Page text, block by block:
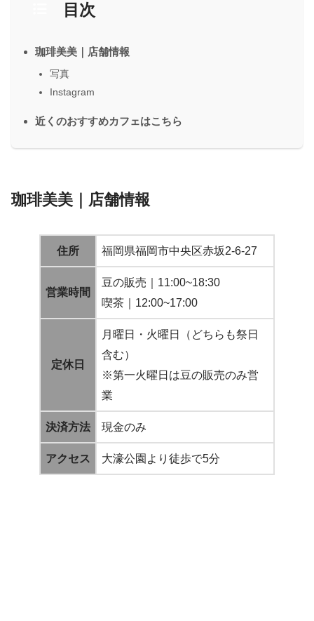
目次
珈琲美美｜店舗情報
写真
Instagram
近くのおすすめカフェはこちら
珈琲美美｜店舗情報
住所 福岡県福岡市中央区赤坂2-6-27
営業時間
豆の販売｜11:00~18:30
喫茶｜12:00~17:00
定休日
月曜日・火曜日（どちらも祭日
含む）
※第一火曜日は豆の販売のみ営
業
決済方法 現金のみ
アクセス 大濠公園より徒歩で5分